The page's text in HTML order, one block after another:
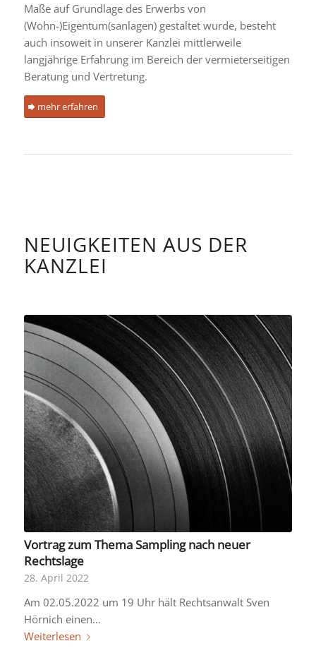
Maße auf Grundlage des Erwerbs von
(Wohn-)Eigentum(sanlagen) gestaltet wurde, besteht
auch insoweit in unserer Kanzlei mittlerweile
langjährige Erfahrung im Bereich der vermieterseitigen
Beratung und Vertretung.
mehr erfahren
NEUIGKEITEN AUS DER
KANZLEI
Vortrag zum Thema Sampling nach neuer
Rechtslage
28. April 2022
Am 02.05.2022 um 19 Uhr hält Rechtsanwalt Sven
Hörnich einen…
Weiterlesen